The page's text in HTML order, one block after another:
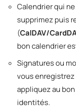
Calendrier qui
supprimez puis
(CalDAV/
bon calendrier
Signatures ou
vous
appliquez au
identités.